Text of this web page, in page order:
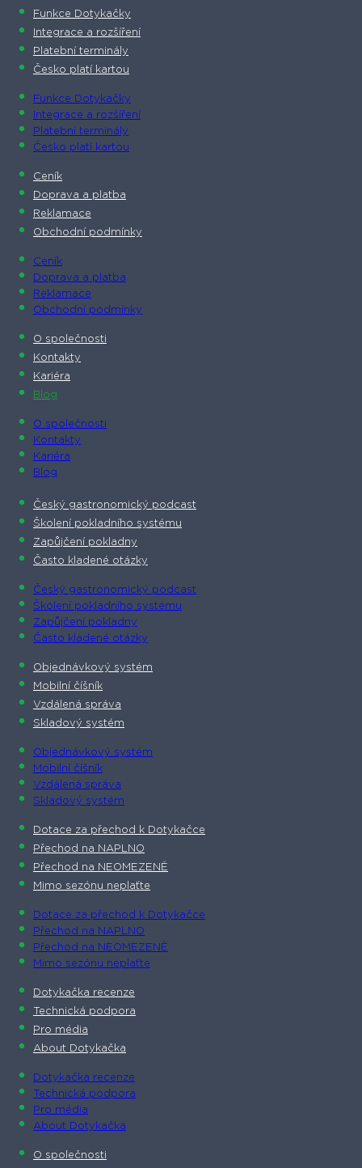
Funkce Dotykačky
Integrace a rozšíření
Platební terminály
Česko platí kartou
Funkce Dotykačky
Integrace a rozšíření
Platební terminály
Česko platí kartou
Ceník
Doprava a platba
Reklamace
Obchodní podmínky
Ceník
Doprava a platba
Reklamace
Obchodní podmínky
O společnosti​
Kontakty
Kariéra
Blog
O společnosti​
Kontakty
Kariéra
Blog
Český gastronomický podcast​
Školení pokladního systému
Zapůjčení pokladny
Často kladené otázky
Český gastronomický podcast​
Školení pokladního systému
Zapůjčení pokladny
Často kladené otázky
Objednávkový systém
Mobilní číšník
Vzdálená správa
Skladový systém
Objednávkový systém
Mobilní číšník
Vzdálená správa
Skladový systém
Dotace za přechod k Dotykačce
Přechod na NAPLNO
Přechod na NEOMEZENĚ
Mimo sezónu neplaťte
Dotace za přechod k Dotykačce
Přechod na NAPLNO
Přechod na NEOMEZENĚ
Mimo sezónu neplaťte
Dotykačka recenze
Technická podpora
Pro média
About Dotykačka
Dotykačka recenze
Technická podpora
Pro média
About Dotykačka
O společnosti